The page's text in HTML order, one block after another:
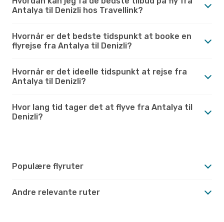
Antalya til Denizli hos Travellink?
Hvornår er det bedste tidspunkt at booke en
flyrejse fra Antalya til Denizli?
Hvornår er det ideelle tidspunkt at rejse fra
Antalya til Denizli?
Hvor lang tid tager det at flyve fra Antalya til
Denizli?
Populære flyruter
Andre relevante ruter